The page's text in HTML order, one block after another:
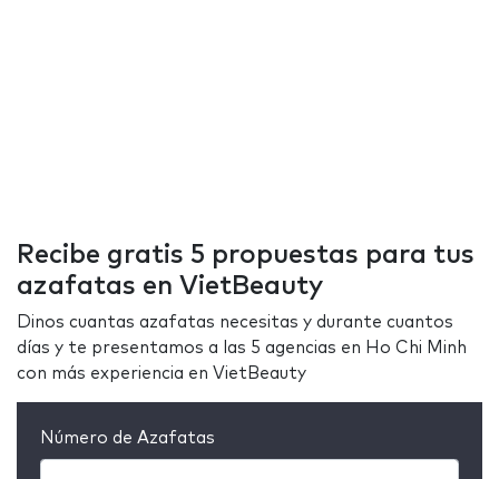
Recibe gratis 5 propuestas para tus
azafatas en VietBeauty
Dinos cuantas azafatas necesitas y durante cuantos
días y te presentamos a las 5 agencias en Ho Chi Minh
con más experiencia en VietBeauty
Número de Azafatas